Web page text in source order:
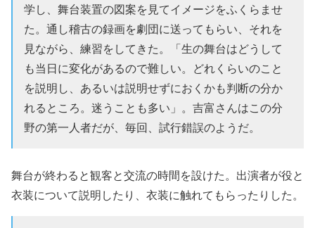
学し、舞台装置の図案を見てイメージをふくらませ
た。通し稽古の録画を劇団に送ってもらい、それを
見ながら、練習をしてきた。「生の舞台はどうして
も当日に変化があるので難しい。どれくらいのこと
を説明し、あるいは説明せずにおくかも判断の分か
れるところ。迷うことも多い」。吉富さんはこの分
野の第一人者だが、毎回、試行錯誤のようだ。
舞台が終わると観客と交流の時間を設けた。出演者が役と
衣装について説明したり、衣装に触れてもらったりした。